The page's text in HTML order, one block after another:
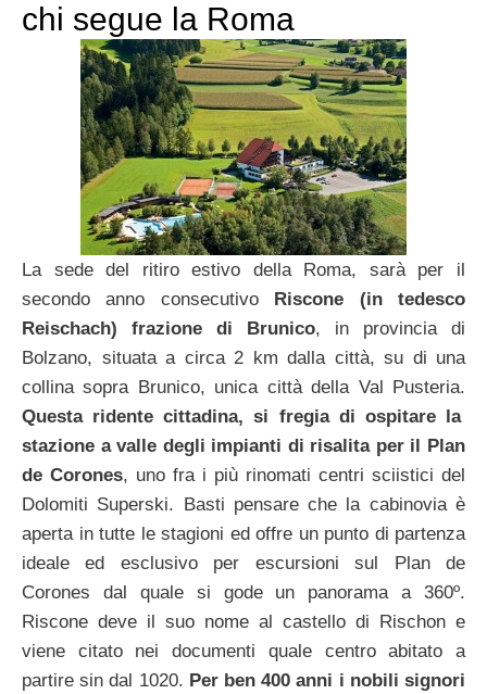
chi segue la Roma
La sede del ritiro estivo della Roma, sarà per il
secondo anno consecutivo
Riscone (in tedesco
Reischach) frazione di Brunico, in provincia di
Bolzano, situata a circa 2 km dalla città, su di una
collina sopra Brunico, unica città della Val Pusteria.
Questa ridente cittadina, si fregia di ospitare la
stazione a valle degli impianti di risalita per il Plan
de Corones, uno fra i più rinomati centri sciistici del
Dolomiti Superski. Basti pensare che la cabinovia è
aperta in tutte le stagioni ed offre un punto di partenza
ideale ed esclusivo per escursioni sul Plan de
Corones dal quale si gode un panorama a 360º.
Riscone deve il suo nome al castello di Rischon e
viene citato nei documenti quale centro abitato a
partire sin dal 1020. Per ben 400 anni i nobili signori